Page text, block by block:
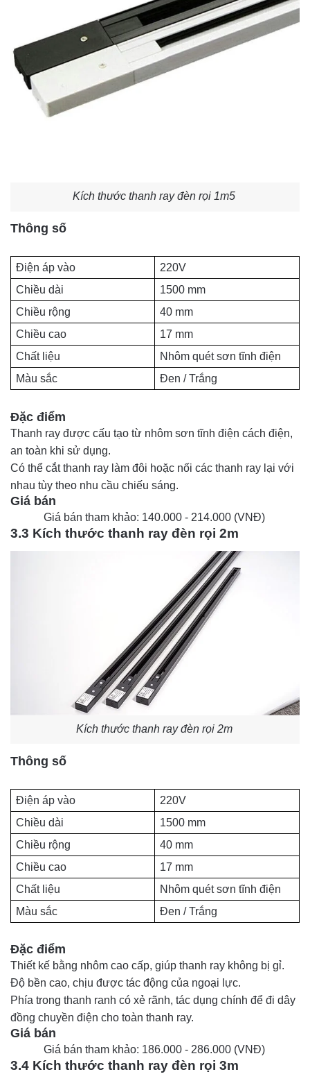
Kích thước thanh ray đèn rọi 1m5
Thông số
Điện áp vào
220V
Chiều dài
1500 mm
Chiều rộng
40 mm
Chiều cao
17 mm
Chất liệu
Nhôm quét sơn tĩnh điện
Màu sắc
Đen / Trắng
Đặc điểm
Thanh ray được cấu tạo từ nhôm sơn tĩnh điện cách điện,
an toàn khi sử dụng.
Có thể cắt thanh ray làm đôi hoặc nối các thanh ray lại với
nhau tùy theo nhu cầu chiếu sáng.
Giá bán
Giá bán tham khảo: 140.000 - 214.000 (VNĐ)
3.3 Kích thước thanh ray đèn rọi 2m
Kích thước thanh ray đèn rọi 2m
Thông số
Điện áp vào
220V
Chiều dài
1500 mm
Chiều rộng
40 mm
Chiều cao
17 mm
Chất liệu
Nhôm quét sơn tĩnh điện
Màu sắc
Đen / Trắng
Đặc điểm
Thiết kế bằng nhôm cao cấp, giúp thanh ray không bị gỉ.
Độ bền cao, chịu được tác động của ngoại lực.
Phía trong thanh ranh có xẻ rãnh, tác dụng chính để đi dây
đồng chuyền điện cho toàn thanh ray.
Giá bán
Giá bán tham khảo: 186.000 - 286.000 (VNĐ)
3.4 Kích thước thanh ray đèn rọi 3m